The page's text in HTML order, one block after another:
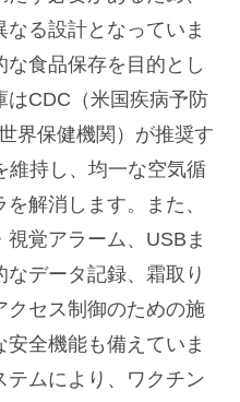
る設計となっていま
食品保存を目的とし
はCDC（米国疾病予防
界保健機関）が推奨す
持し、均一な空気循
解消します。また、
覚アラーム、USBま
データ記録、霜取り
クセス制御のための施
全機能も備えていま
ムにより、ワクチン